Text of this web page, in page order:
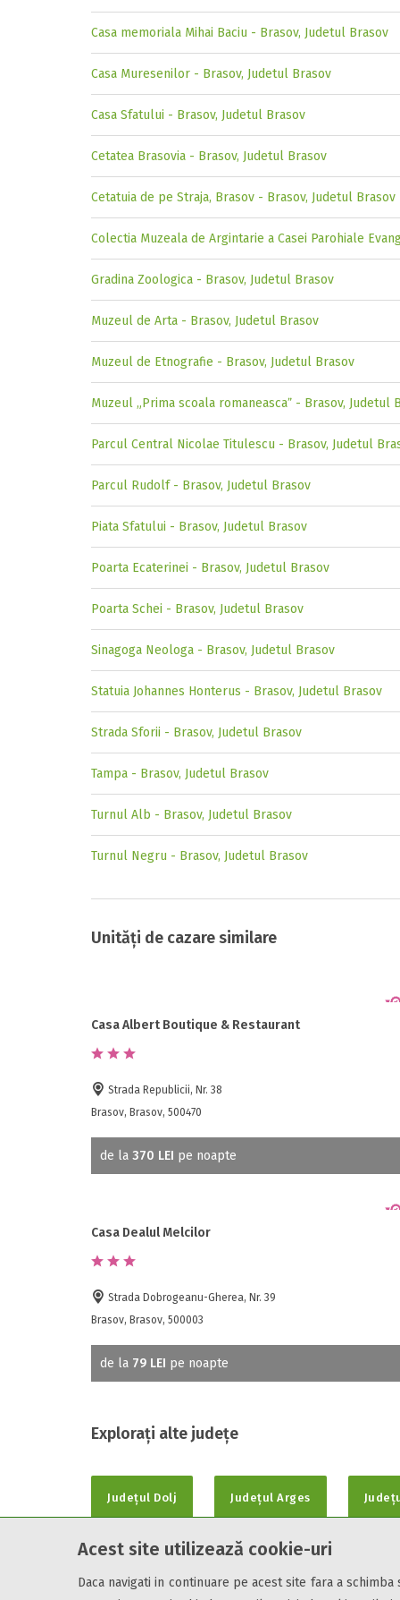
Acest site utilizează cookie-uri
Daca navigati in continuare pe acest site fara a
Casa memoriala Mihai Baciu - Brasov, Judetul Brasov
Casa Muresenilor - Brasov, Judetul Brasov
Casa Sfatului - Brasov, Judetul Brasov
Cetatea Brasovia - Brasov, Judetul Brasov
Cetatuia de pe Straja, Brasov - Brasov, Judetul Brasov
Colectia Muzeala de Argintarie a Casei Parohiale
Gradina Zoologica - Brasov, Judetul Brasov
Muzeul de Arta - Brasov, Judetul Brasov
Muzeul de Etnografie - Brasov, Judetul Brasov
Muzeul „Prima scoala romaneascaˮ - Brasov, Judetul
Parcul Central Nicolae Titulescu - Brasov, Judetul
Parcul Rudolf - Brasov, Judetul Brasov
Piata Sfatului - Brasov, Judetul Brasov
Poarta Ecaterinei - Brasov, Judetul Brasov
Poarta Schei - Brasov, Judetul Brasov
Sinagoga Neologa - Brasov, Judetul Brasov
Statuia Johannes Honterus - Brasov, Judetul Brasov
Strada Sforii - Brasov, Judetul Brasov
Tampa - Brasov, Judetul Brasov
Turnul Alb - Brasov, Judetul Brasov
Turnul Negru - Brasov, Judetul Brasov
Unități de cazare similare
Casa Albert Boutique & Restaurant
Strada Republicii, Nr. 38
Brasov, Brasov, 500470
de la 370 LEI pe noapte
Casa Dealul Melcilor
Strada Dobrogeanu-Gherea, Nr. 39
Brasov, Brasov, 500003
de la 79 LEI pe noapte
Explorați alte județe
Județul Dolj Județul Arges
Cazare7 vă pune la dispozitie informatii despre unitati de